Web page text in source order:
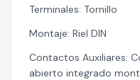
Terminales: Tornillo
Montaje: Riel DIN
Contactos Auxiliares:
abierto integrado